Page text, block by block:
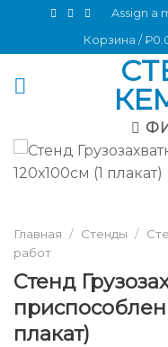
content
Assign a
Корзина / ₽
Главная / Стенды /
работ
Стенд
плакат)